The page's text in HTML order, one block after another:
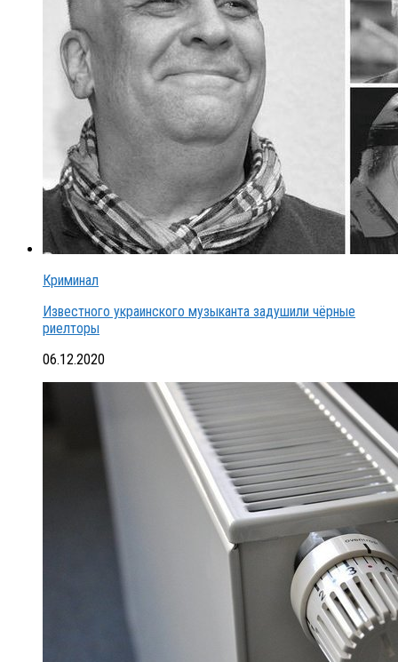
Криминал
Известного украинского музыканта задушили чёрные
риелторы
06.12.2020